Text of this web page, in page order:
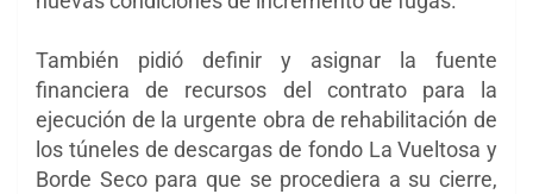
También pidió definir y asignar la fuente
financiera de recursos del contrato para la
ejecución de la urgente obra de rehabilitación de
los túneles de descargas de fondo La Vueltosa y
Borde Seco para que se procediera a su cierre,